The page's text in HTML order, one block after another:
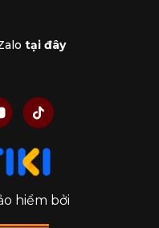
tại đây
hiểm bởi